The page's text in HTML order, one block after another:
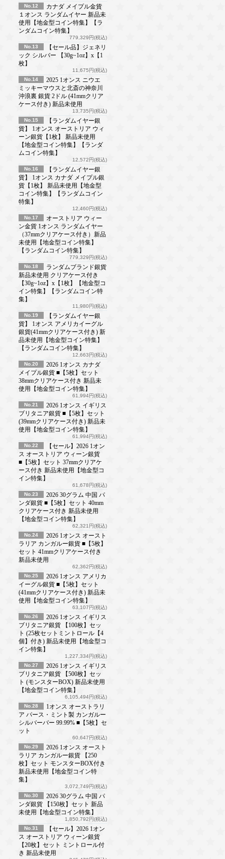
No.12
カナダ メイプル金貨
１オンス ランダムイヤー 新品未
使用【地金型コイン特集】【ラ
ンダムコイン特集】
779,329円(税込)
No.13
【セール品】ジェネリ
ック シルバー 【30g~1oz】x【1
枚】
11,675円(税込)
No.14
2025 1オンス ニウエ
ミッキーマウスと北斎の神奈川
沖浪裏 銀貨 2ドル (41mmクリア
ケース付き) 新品未使用
13,735円(税込)
No.15
【ランダムイヤー銀
貨】 1オンス オーストリア ウィ
ーン銀貨【1枚】 新品未使用
【地金型コイン特集】【ランダ
ムコイン特集】
12,572円(税込)
No.16
【ランダムイヤー銀
貨】 1オンス カナダ メイプル銀
貨【1枚】 新品未使用【地金型
コイン特集】【ランダムコイン
特集】
12,460円(税込)
No.17
オーストリア ウィー
ン金貨 1オンス ランダムイヤー
（37mmクリアケース付き）新品
未使用【地金型コイン特集】
【ランダムコイン特集】
779,329円(税込)
No.18
ランダムブランド銀貨
新品未使用 クリアケース付き
【30g~1oz】x【1枚】【地金型コ
イン特集】【ランダムコイン特
集】
11,980円(税込)
No.19
【ランダムイヤー銀
貨】 1オンス アメリカイーグル
銀貨(41mmクリアケース付き) 新
品未使用【地金型コイン特集】
【ランダムコイン特集】
12,663円(税込)
No.20
2026 1オンス カナダ
メイプル銀貨 ■【5枚】セット
38mmクリアケース付き 新品未
使用【地金型コイン特集】
61,994円(税込)
No.21
2026 1オンス イギリス
ブリタニア銀貨 ■【5枚】セット
(39mmクリアケース付き) 新品未
使用【地金型コイン特集】
61,994円(税込)
No.22
【セール】2026 1オン
ス オーストリア ウィーン銀貨
■【5枚】セット 37mmクリアケ
ース付き 新品未使用【地金型コ
イン特集】
61,678円(税込)
No.23
2026 30グラム 中国 パ
ンダ銀貨 ■【5枚】セット 40mm
クリアケース付き 新品未使用
【地金型コイン特集】
62,321円(税込)
No.24
2026 1オンス オースト
ラリア カンガルー銀貨 ■【5枚】
セット 41mmクリアケース付き
新品未使用
62,362円(税込)
No.25
2026 1オンス アメリカ
イーグル銀貨 ■【5枚】セット
(41mmクリアケース付き) 新品未
使用【地金型コイン特集】
63,107円(税込)
No.26
2026 1オンス イギリス
ブリタニア銀貨 【100枚】セッ
ト (25枚セットミントロール【4
個】付き) 新品未使用【地金型コ
イン特集】
1,227,334円(税込)
No.27
2026 1オンス イギリス
ブリタニア銀貨 【500枚】セッ
ト (モンスターBOX) 新品未使用
【地金型コイン特集】
6,105,494円(税込)
No.28
1オンス オーストラリ
ア パース・ミント製 カンガルー
シルバーバー 99.99% ■【5枚】セ
ット
60,647円(税込)
No.29
2026 1オンス オースト
ラリア カンガルー銀貨 【250
枚】セット モンスターBOX付き
新品未使用【地金型コイン特
集】
3,072,749円(税込)
No.30
2026 30グラム 中国 パ
ンダ銀貨 【150枚】セット 新品
未使用【地金型コイン特集】
1,850,792円(税込)
No.31
【セール】2026 1オン
ス オーストリア ウィーン銀貨
【20枚】セット ミントロール付
き 新品未使用